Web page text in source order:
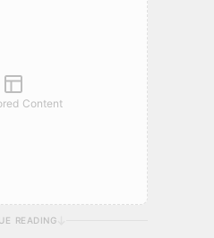
Content
READING